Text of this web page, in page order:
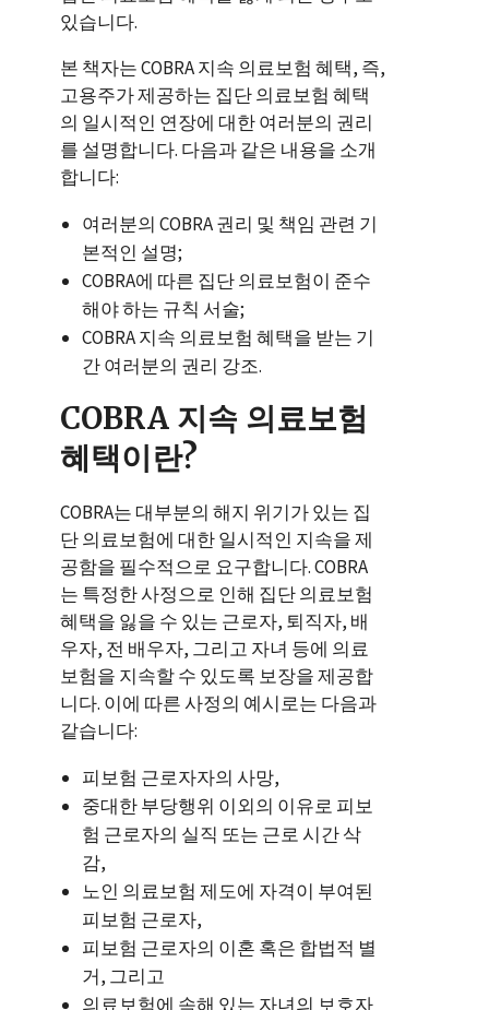
있습니다.
본 책자는 COBRA 지속 의료보험 혜택, 즉,
고용주가 제공하는 집단 의료보험 혜택
의 일시적인 연장에 대한 여러분의 권리
를 설명합니다. 다음과 같은 내용을 소개
합니다:
여러분의 COBRA 권리 및 책임 관련 기
본적인 설명;
COBRA에 따른 집단 의료보험이 준수
해야 하는 규칙 서술;
COBRA 지속 의료보험 혜택을 받는 기
간 여러분의 권리 강조.
COBRA 지속 의료보험
혜택이란?
COBRA는 대부분의 해지 위기가 있는 집
단 의료보험에 대한 일시적인 지속을 제
공함을 필수적으로 요구합니다. COBRA
는 특정한 사정으로 인해 집단 의료보험
혜택을 잃을 수 있는 근로자, 퇴직자, 배
우자, 전 배우자, 그리고 자녀 등에 의료
보험을 지속할 수 있도록 보장을 제공합
니다. 이에 따른 사정의 예시로는 다음과
같습니다:
피보험 근로자자의 사망,
중대한 부당행위 이외의 이유로 피보
험 근로자의 실직 또는 근로 시간 삭
감,
노인 의료보험 제도에 자격이 부여된
피보험 근로자,
피보험 근로자의 이혼 혹은 합법적 별
거, 그리고
의료보험에 속해 있는 자녀의 보호자